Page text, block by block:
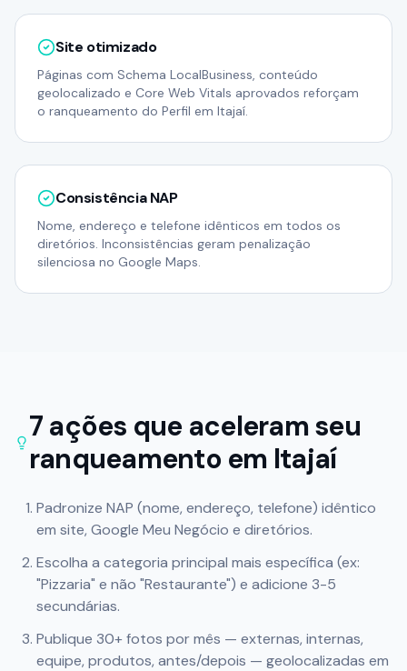
Site otimizado
Páginas com Schema LocalBusiness, conteúdo
geolocalizado e Core Web Vitals aprovados reforçam
o ranqueamento do Perfil em Itajaí.
Consistência NAP
Nome, endereço e telefone idênticos em todos os
diretórios. Inconsistências geram penalização
silenciosa no Google Maps.
7 ações que aceleram seu
ranqueamento em Itajaí
Padronize NAP (nome, endereço, telefone) idêntico
em site, Google Meu Negócio e diretórios.
Escolha a categoria principal mais específica (ex:
"Pizzaria" e não "Restaurante") e adicione 3-5
secundárias.
Publique 30+ fotos por mês — externas, internas,
equipe, produtos, antes/depois — geolocalizadas em